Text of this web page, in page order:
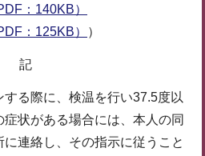
：140KB）
：125KB）
）
記
る際に、検温を行い37.5度以
症状がある場合には、本人の同
連絡し、その指示に従うこと